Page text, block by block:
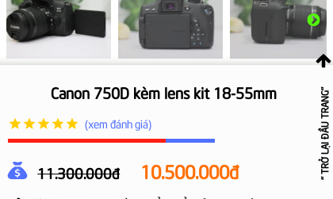
Canon 750D kèm lens kit 18-55mm
(xem đánh giá) " TRỞ LẠI ĐẦU TRANG"
10.500.000đ
11.300.000đ